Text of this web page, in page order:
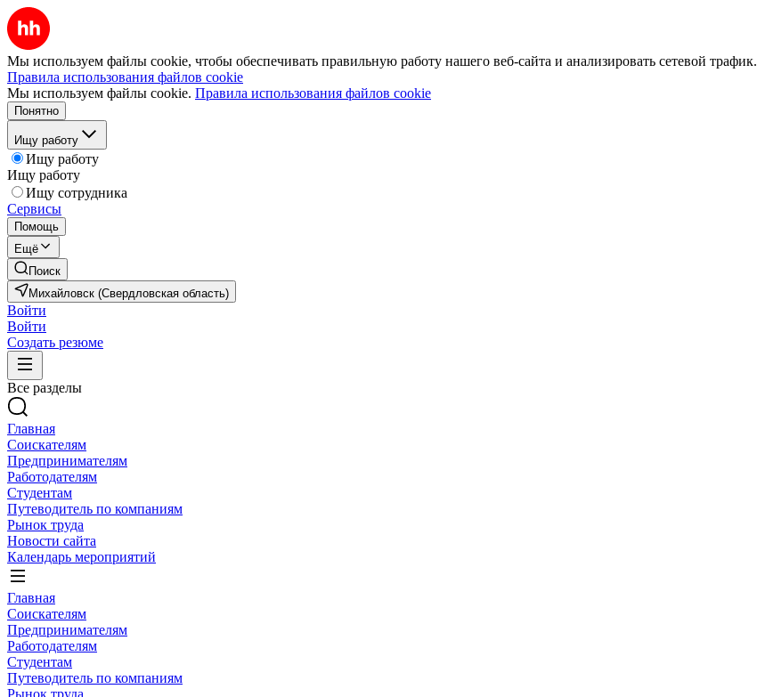
Мы используем файлы cookie, чтобы обеспечивать правильную работу нашего веб-сайта и анализировать сетевой трафик.
Правила использования файлов cookie
Мы используем файлы cookie. Правила использования файлов cookie
Понятно
Ищу работу
Ищу работу
Ищу работу
Ищу сотрудника
Сервисы
Помощь
Ещё
Поиск
Михайловск (Свердловская область)
Войти
Войти
Создать резюме
Все разделы
Главная
Соискателям
Предпринимателям
Работодателям
Студентам
Путеводитель по компаниям
Рынок труда
Новости сайта
Календарь мероприятий
Главная
Соискателям
Предпринимателям
Работодателям
Студентам
Путеводитель по компаниям
Рынок труда